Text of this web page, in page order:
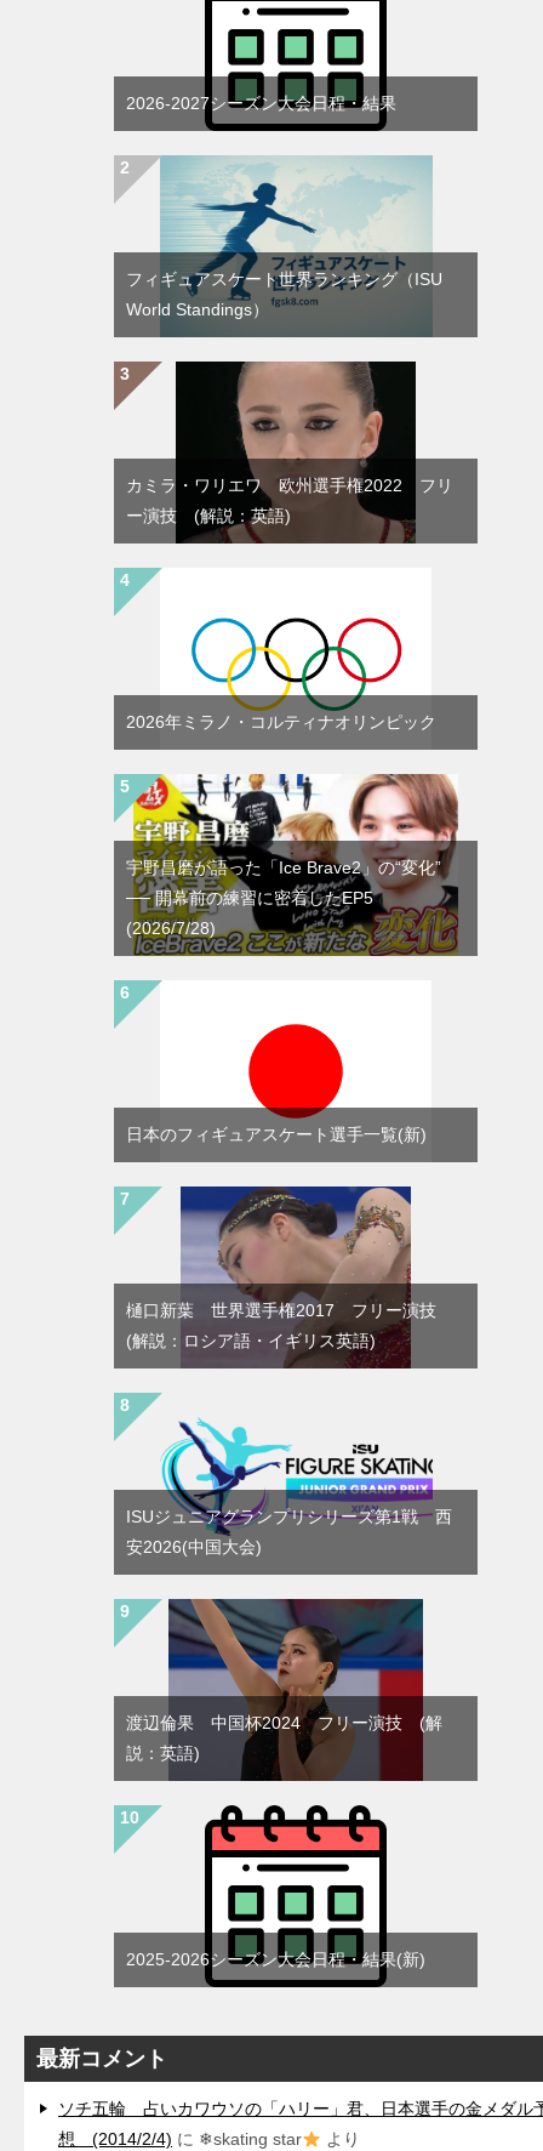
2026-2027シーズン大会日程・結果
フィギュアスケート世界ランキング（ISU
World Standings）
カミラ・ワリエワ 欧州選手権2022 フリ
ー演技 (解説：英語)
2026年ミラノ・コルティナオリンピック
宇野昌磨が語った「Ice Brave2」の“変化”
── 開幕前の練習に密着したEP5
(2026/7/28)
日本のフィギュアスケート選手一覧(新)
樋口新葉 世界選手権2017 フリー演技
(解説：ロシア語・イギリス英語)
ISUジュニアグランプリシリーズ第1戦 西
安2026(中国大会)
渡辺倫果 中国杯2024 フリー演技 (解
説：英語)
2025-2026シーズン大会日程・結果(新)
最新コメント
ソチ五輪 占いカワウソの「ハリー」君、日本選手の金メダル
想 (2014/2/4) に ❄skating star より